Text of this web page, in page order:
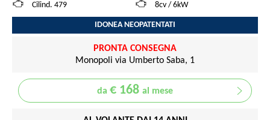
Cilind. 479
8cv / 6kW
IDONEA NEOPATENTATI
PRONTA CONSEGNA
Monopoli via Umberto Saba, 1
da € 168 al mese